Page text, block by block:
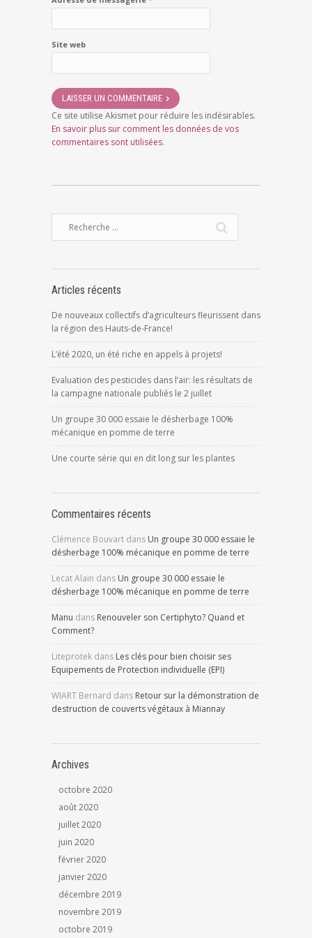
Site web
Ce site utilise Akismet pour réduire les indésirables.
En savoir plus sur comment les données de vos
commentaires sont utilisées.
Articles récents
De nouveaux collectifs d’agriculteurs fleurissent dans
la région des Hauts-de-France!
L’été 2020, un été riche en appels à projets!
Evaluation des pesticides dans l’air: les résultats de
la campagne nationale publiés le 2 juillet
Un groupe 30 000 essaie le désherbage 100%
mécanique en pomme de terre
Une courte série qui en dit long sur les plantes
Commentaires récents
Clémence Bouvart dans Un groupe 30 000 essaie le
désherbage 100% mécanique en pomme de terre
Lecat Alain dans Un groupe 30 000 essaie le
désherbage 100% mécanique en pomme de terre
Manu dans Renouveler son Certiphyto? Quand et
Comment?
Liteprotek dans Les clés pour bien choisir ses
Equipements de Protection individuelle (EPI)
WIART Bernard dans Retour sur la démonstration de
destruction de couverts végétaux à Miannay
Archives
octobre 2020
août 2020
juillet 2020
juin 2020
février 2020
janvier 2020
décembre 2019
novembre 2019
octobre 2019